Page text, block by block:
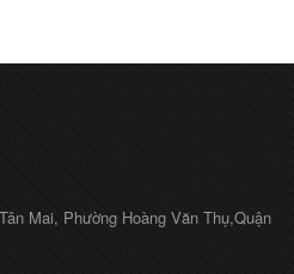
Mai, Phường Hoàng Văn Thụ,Quận